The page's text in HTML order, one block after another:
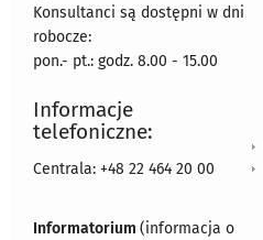
Konsultanci są dostępni w dni
robocze:
pon.- pt.: godz. 8.00 - 15.00
Informacje
telefoniczne:
Centrala: +48 22 464 20 00
Informatorium (informacja o